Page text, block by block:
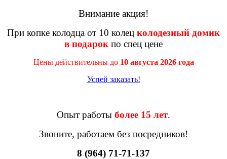
Внимание акция!
При копке колодца от 10 колец колодезный домик
в подарок по спец цене
Цены действительны до 10 августа 2026 года
Успей заказать!
Опыт работы более 15 лет.
Звоните, работаем без посредников!
8 (964) 71-71-137